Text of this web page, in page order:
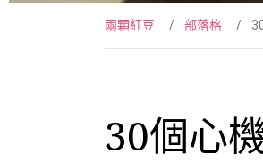
兩顆紅豆 部落格
30個心